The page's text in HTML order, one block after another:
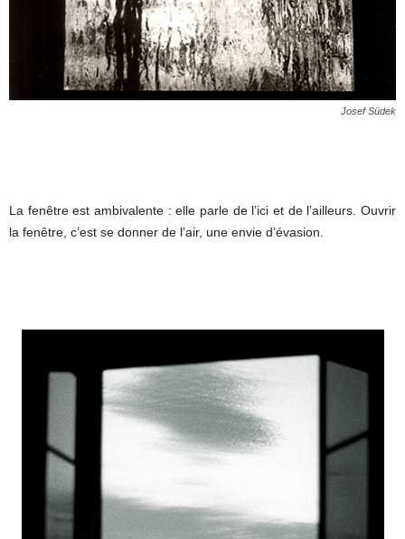
Josef Südek
La fenêtre est ambivalente : elle parle de l’ici et de l’ailleurs. Ouvrir
la fenêtre, c’est se donner de l’air, une envie d’évasion.